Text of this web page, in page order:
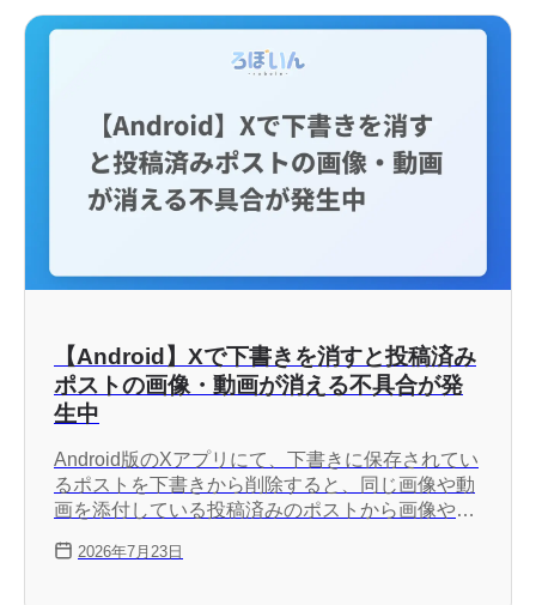
【Android】Xで下書きを消すと投稿済み
ポストの画像・動画が消える不具合が発
生中
Android版のXアプリにて、下書きに保存されてい
るポストを下書きから削除すると、同じ画像や動
画を添付している投稿済みのポストから画像や動
具合はゼロから作り直された新しいAndroid版ア
2026年7月23日